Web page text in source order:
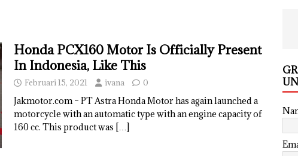
Honda PCX160 Motor Is Officially Present
In Indonesia, Like This
Februari 15, 2021 ivana 0
Jakmotor.com – PT Astra Honda Motor has again launched a
motorcycle with an automatic type with an engine capacity of
160 cc. This product was […]